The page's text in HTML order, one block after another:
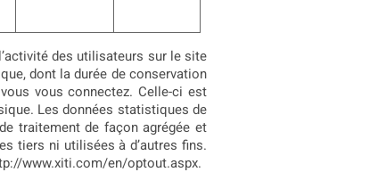
des utilisateurs sur le site
dont la durée de conservation
vous connectez. Celle-ci est
Les données statistiques de
traitement de façon agrégée et
tiers ni utilisées à d’autres fins.
www.xiti.com/en/optout.aspx.